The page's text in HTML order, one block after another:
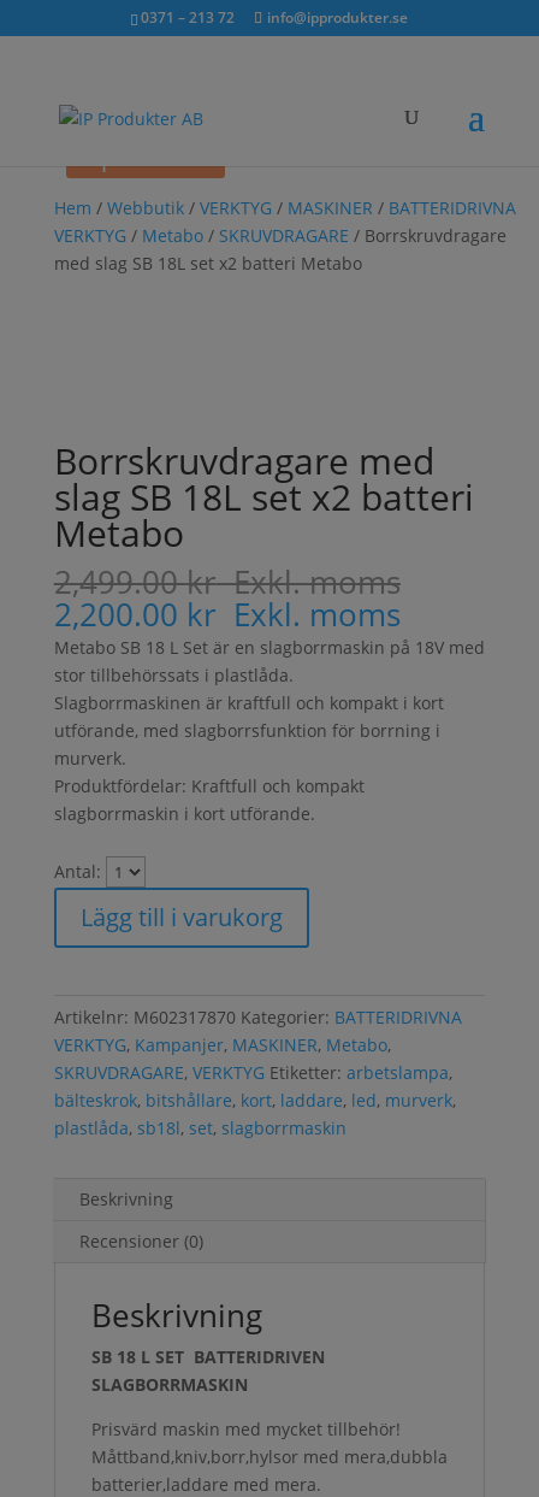
inkl. moms0371 – 213 72 info@ipprodukter.se
Sök...
×
Hem / Webbutik/ VERKTYG / MASKINER / BATTERIDRIVNA
VERKTYG / Metabo/ SKRUVDRAGARE / Borrskruvdragare
med slag SB 18L set x2 batteri Metabo
Borrskruvdragare med
slag SB 18L set x2 batteri
Metabo
2,499.00krExkl. moms
2,200.00 kr Exkl. moms
Metabo SB 18 L Set är en slagborrmaskin på 18V med
stor tillbehörssats i plastlåda.
Slagborrmaskinen är kraftfull och kompakt i kort
utförande, med slagborrsfunktion för borrning i
murverk.
Produktfördelar: Kraftfull och kompakt
slagborrmaskin i kort utförande.
Antal:
Lägg till i varukorg
Artikelnr: M602317870 Kategorier: BATTERIDRIVNA
VERKTYG, Kampanjer, MASKINER, Metabo,
SKRUVDRAGARE, VERKTYG Etiketter: arbetslampa,
bälteskrok, bitshållare, kort, laddare, led, murverk,
plastlåda, sb18l, set, slagborrmaskin
Beskrivning
Recensioner (0)
Beskrivning
SB 18 L SET BATTERIDRIVEN
SLAGBORRMASKIN
Prisvärd maskin med mycket tillbehör!
Måttband,kniv,borr,hylsor med mera,dubbla
batterier,laddare med mera.